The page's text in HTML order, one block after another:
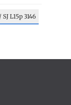
L15p 3146